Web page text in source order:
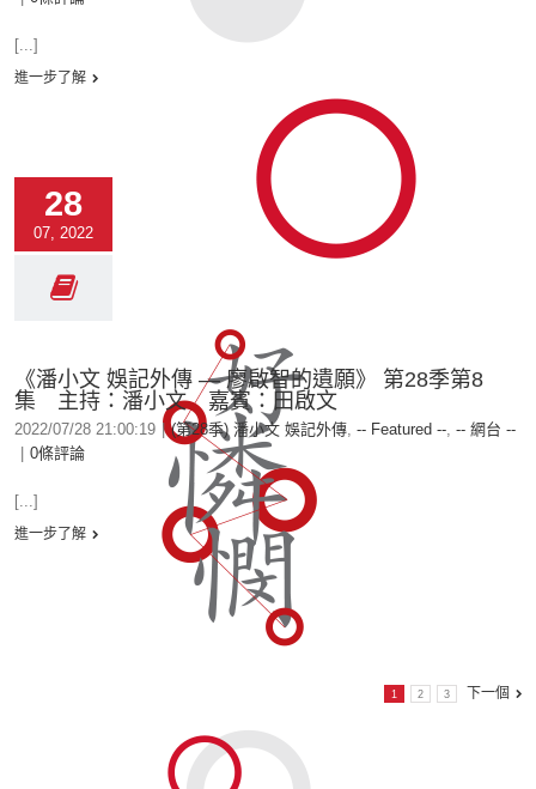
[...]
進一步了解
28
07, 2022
《潘小文 娛記外傳 — 廖啟智的遺願》 第28季第8
集 主持：潘小文 嘉賓：田啟文
2022/07/28 21:00:19 | (第28季) 潘小文 娛記外傳, -- Featured --, -- 網台 --
0條評論
[...]
進一步了解
1 2 3 下一個